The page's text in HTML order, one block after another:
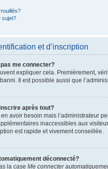
sujet?
et d’inscription
me connecter?
expliquer cela. Premièrement,
Il est possible aussi que
après tout?
avoir besoin mais l’administrateur
inaccessibles aux
est rapide et vivement conseillée.
déconnecté?
la case Me connecter